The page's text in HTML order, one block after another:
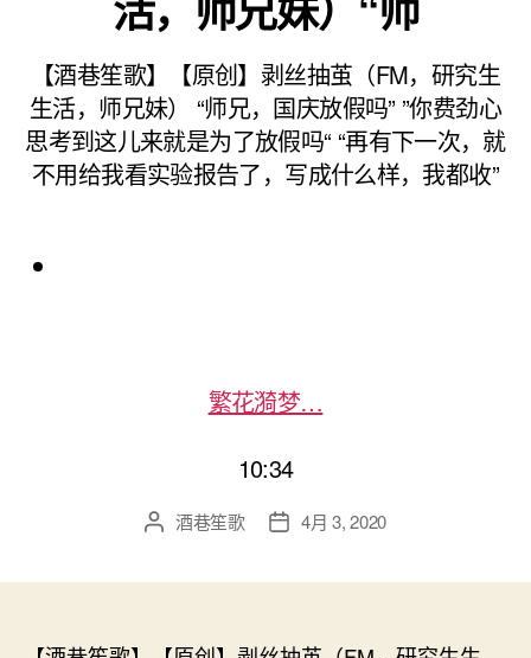
【酒巷笙歌】【原创】剥丝抽茧（FM，研究生
生活，师兄妹） “师兄，国庆放假吗” ”你费劲心
思考到这儿来就是为了放假吗“ “再有下一次，就
不用给我看实验报告了，写成什么样，我都收”
繁花漪梦…
10:34
文 酒巷笙歌
发 4月 3, 2020